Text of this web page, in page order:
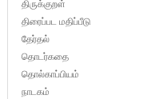
திருக்குறள்
திரைப்பட மதிப்பீடு
தேர்தல்
தொடர்கதை
தொல்காப்பியம்
நாடகம்